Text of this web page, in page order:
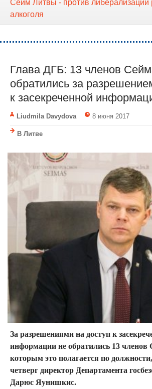
Сейм Литвы - против либерализации
алкоголя
Глава ДГБ: 13 членов
обратились за
к засекреченной
Liudmila Davydova 8 июня 2017
В Литве
За разрешениями на доступ к
информации не обратились 13
которым это полагается по
четверг директор Департамента
Дарюс Яунишкис.